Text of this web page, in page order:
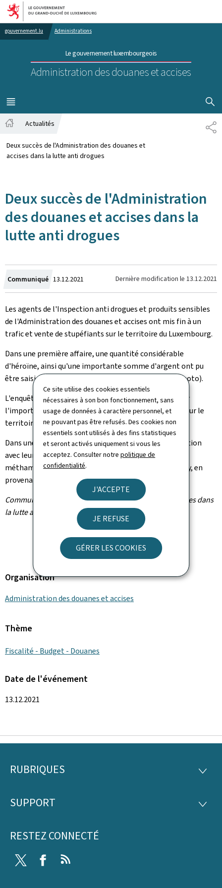
Ce site utilise des cookies essentiels
nécessaires à son bon fonctionnement, sans
usage de données à caractère personnel, et
ne pouvant pas être refusés. Des cookies non
essentiels sont utilisés à des fins statistiques
et seront activés uniquement si vous les
acceptez. Consulter notrepolitique de
confidentialité.
J'ACCEPTE
JE REFUSE
GÉRER LES COOKIES
Aller au menu principal
Aller au contenu
gouvernement.lu Administrations
Le gouvernement luxembourgeois
Administration des douanes et accises
MENU
PRINCIPAL
Actualités
Deux succès de l'Administration des douanes et
accises dans la lutte anti drogues
Deux succès de l'Administration
des douanes et accises dans la
lutte anti drogues
Communiqué Crée
le
13.12.2021 Dernière modification le 13.12.2021
Les agents de l'Inspection anti drogues et produits sensibles
de l'Administration des douanes et accises ont mis fin à un
trafic et vente de stupéfiants sur le territoire du Luxembourg.
Dans une première affaire, une quantité considérable
d'héroïne, ainsi qu'une importante somme d'argent ont pu
être saisies lors de l'interpellation des revendeurs (photo).
L'enquête, menée par les douanes, a permis de dévoiler
l'importation et la revente de plus de 10 kg d'héroïne sur le
territoire national.
Dans une autre affaire, les douaniers ont, en collaboration
avec leurs homologues allemands, saisi plus de 8 kg de
méthamphétamine, plus connue sous le nom d'ecstasy, en
provenance des Pays-Bas.
Communiqué par l'Administration des douanes et accises dans
la lutte anti drogues
Organisation
Administration des douanes et accises
Thème
Fiscalité - Budget - Douanes
Date de l'événement
13.12.2021
Pied
page
RUBRIQUES
SUPPORT
RESTEZ CONNECTÉ
Twitter Facebook